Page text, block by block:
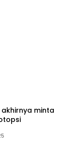
akhirnya minta